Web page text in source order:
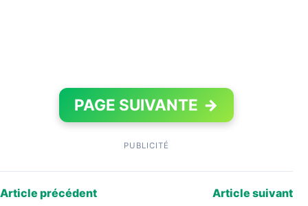
PAGE SUIVANTE →
PUBLICITÉ
Article précédent Article suivant